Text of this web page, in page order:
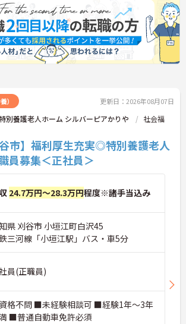
） 更新日：2026年08月07日
別養護老人ホーム シルバーピアかりや
社会福
谷市】福利厚生充実◎特別養護老人
員募集＜正社員＞
24.7万円～28.3万円程度※諸手当込み
県 刈谷市 小垣江町白沢45
三河線「小垣江駅」バス・車5分
員(正職員)
格不問 ■未経験相談可 ■経験1年～3年
■普通自動車免許必須